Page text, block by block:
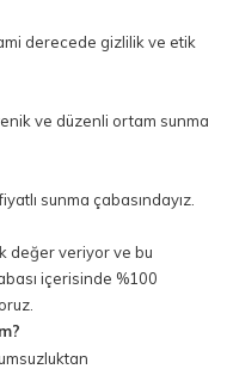
derecede gizlilik ve etik
ve düzenli ortam sunma
sunma çabasındayız.
değer veriyor ve bu
içerisinde %100